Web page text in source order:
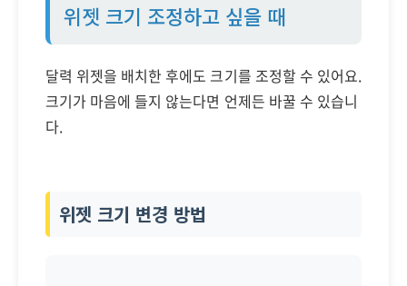
위젯 크기 조정하고 싶을 때
달력 위젯을 배치한 후에도 크기를 조정할 수 있어요.
크기가 마음에 들지 않는다면 언제든 바꿀 수 있습니
다.
위젯 크기 변경 방법